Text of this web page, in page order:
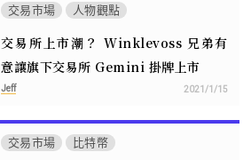
交易市場 人物觀點
交易所上市潮？ Winklevoss 兄弟有
意讓旗下交易所 Gemini 掛牌上市
Jeff 2021/1/15
交易市場 比特幣